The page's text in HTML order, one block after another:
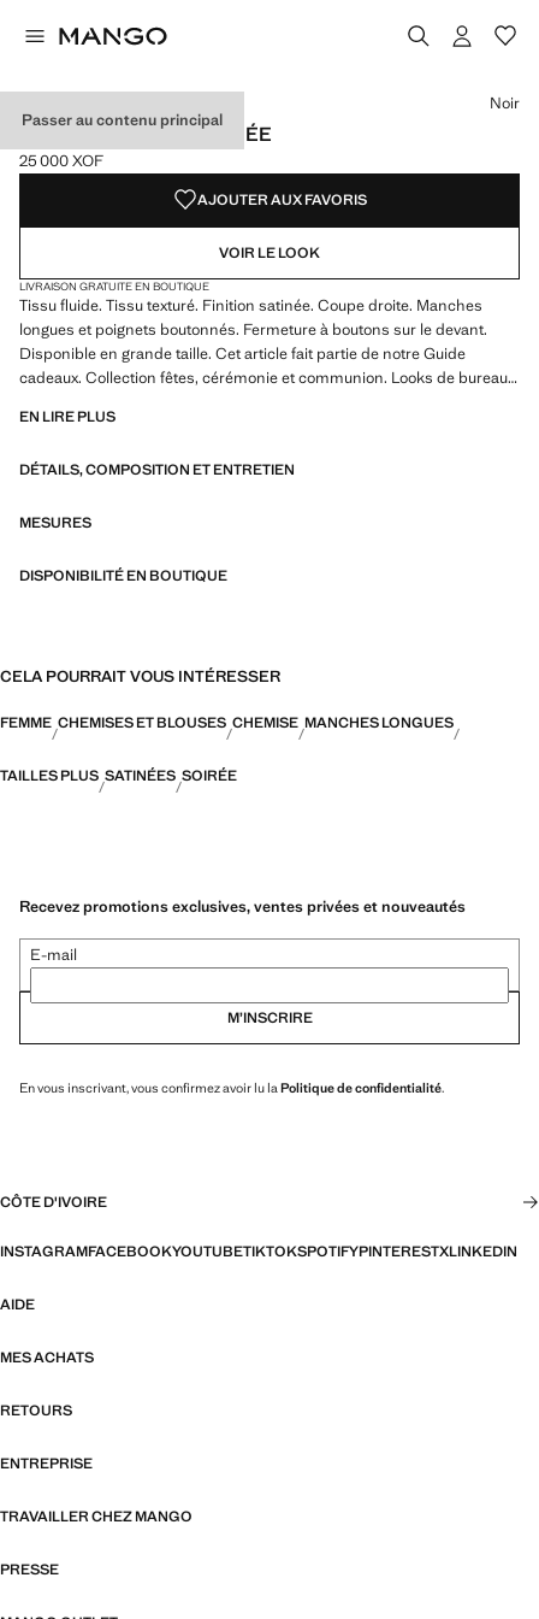
Passer au contenu principal
CHEMISE FLUIDE SATINÉE
Prix actuel [25 000 XOF ]
25 000 XOF
Choisissez une couleur
Couleur Émeraude
Couleur Noir sélectionnée
Couleur Blanc cassé
Couleur Violet
Noir
AJOUTER AUX FAVORIS
VOIR LE LOOK
LIVRAISON GRATUITE EN BOUTIQUE
Tissu fluide. Tissu texturé. Finition satinée. Coupe droite. Manches
longues et poignets boutonnés. Fermeture à boutons sur le devant.
Disponible en grande taille. Cet article fait partie de notre Guide
cadeaux. Collection fêtes, cérémonie et communion. Looks de bureau.
standard. Longueur manches longues. Coupe standard. Silhouette
fermeture à l’avant. Tissu léger. Col à revers Chemise. Imprimé rayures.
imprimé. Fantaisie Sans fantaisie. Regular-fit
EN LIRE PLUS
DÉTAILS, COMPOSITION ET ENTRETIEN
MESURES
DISPONIBILITÉ EN BOUTIQUE
CELA POURRAIT VOUS INTÉRESSER
FEMME CHEMISES ET BLOUSES CHEMISE MANCHES LONGUES
TAILLES PLUS SATINÉES SOIRÉE
Recevez promotions exclusives, ventes privées et nouveautés
E-mail
M’INSCRIRE
En vous inscrivant, vous confirmez avoir lu la Politique de confidentialité.
CÔTE D'IVOIRE
INSTAGRAMFACEBOOKYOUTUBETIKTOKSPOTIFYPINTERESTXLINKEDIN
AIDE
MES ACHATS
RETOURS
ENTREPRISE
TRAVAILLER CHEZ MANGO
PRESSE